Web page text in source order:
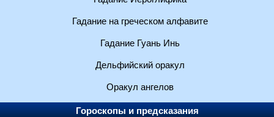
Гадание на греческом алфавите
Гадание Гуань Инь
Дельфийский оракул
Оракул ангелов
Гороскопы и предсказания